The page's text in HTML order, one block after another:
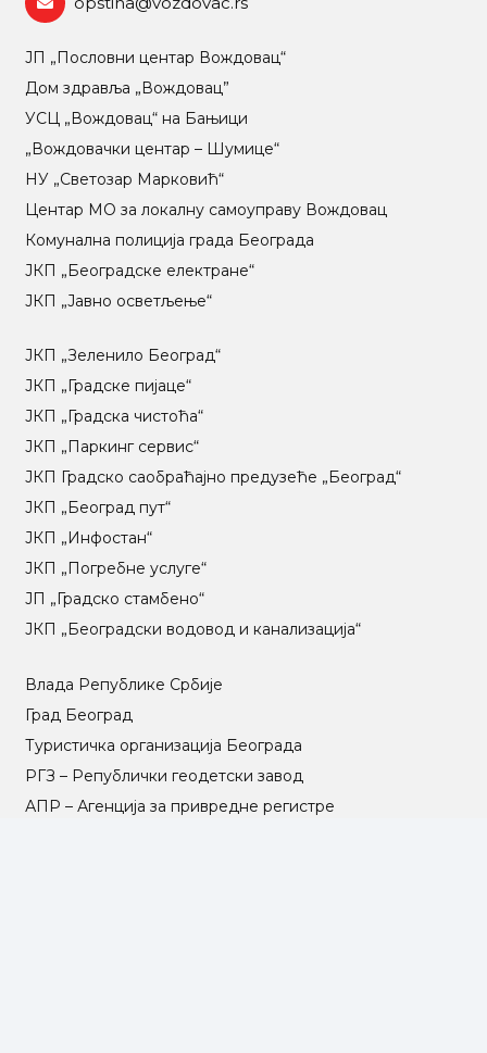
ЈП „Пословни центар Вождовац“
Дом здравља „Вождовац”
УСЦ „Вождовац“ на Бањици
„Вождовачки центар – Шумице“
НУ „Светозар Марковић“
Центар МO за локалну самоуправу Вождовац
Комунална полиција града Београда
ЈКП „Београдске електране“
ЈКП „Јавно осветљење“
ЈКП „Зеленило Београд“
ЈКП „Градске пијаце“
ЈКП „Градска чистоћа“
ЈКП „Паркинг сервис“
ЈКП Градско саобраћајно предузеће „Београд“
ЈКП „Београд пут“
ЈКП „Инфостан“
ЈКП „Погребне услуге“
ЈП „Градско стамбено“
ЈКП „Београдски водовод и канализација“
Влада Републике Србије
Град Београд
Туристичка организација Београда
РГЗ – Републички геодетски завод
АПР – Агенција за привредне регистре